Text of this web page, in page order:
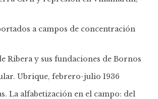
a campos de concentración
Ribera y sus fundaciones de Bornos
Ubrique, febrero-julio 1936
La alfabetización en el campo: del